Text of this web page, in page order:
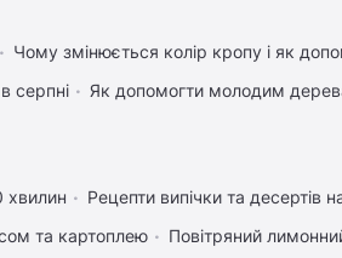
Чому змінюється колір кропу і як
серпні
Як допомогти молодим
хвилин
Рецепти випічки та десертів
та картоплею
Повітряний